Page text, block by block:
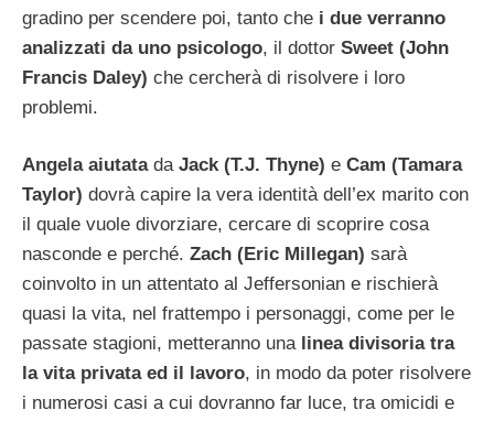
gradino per scendere poi, tanto che i due verranno
analizzati da uno psicologo, il dottor Sweet (John
Francis Daley) che cercherà di risolvere i loro
problemi.
Angela aiutata daJack (T.J. Thyne) e Cam (Tamara
Taylor) dovrà capire la vera identità dell’ex marito con
il quale vuole divorziare, cercare di scoprire cosa
nasconde e perché. Zach (Eric Millegan) sarà
coinvolto in un attentato al Jeffersonian e rischierà
quasi la vita, nel frattempo i personaggi, come per le
passate stagioni, metteranno una linea divisoria tra
la vita privata ed il lavoro, in modo da poter risolvere
i numerosi casi a cui dovranno far luce, tra omicidi e